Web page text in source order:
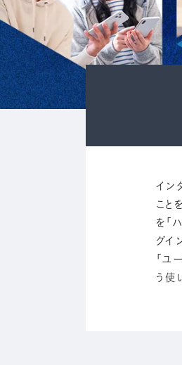
イン
こと
を「
グイ
「ユ
う使